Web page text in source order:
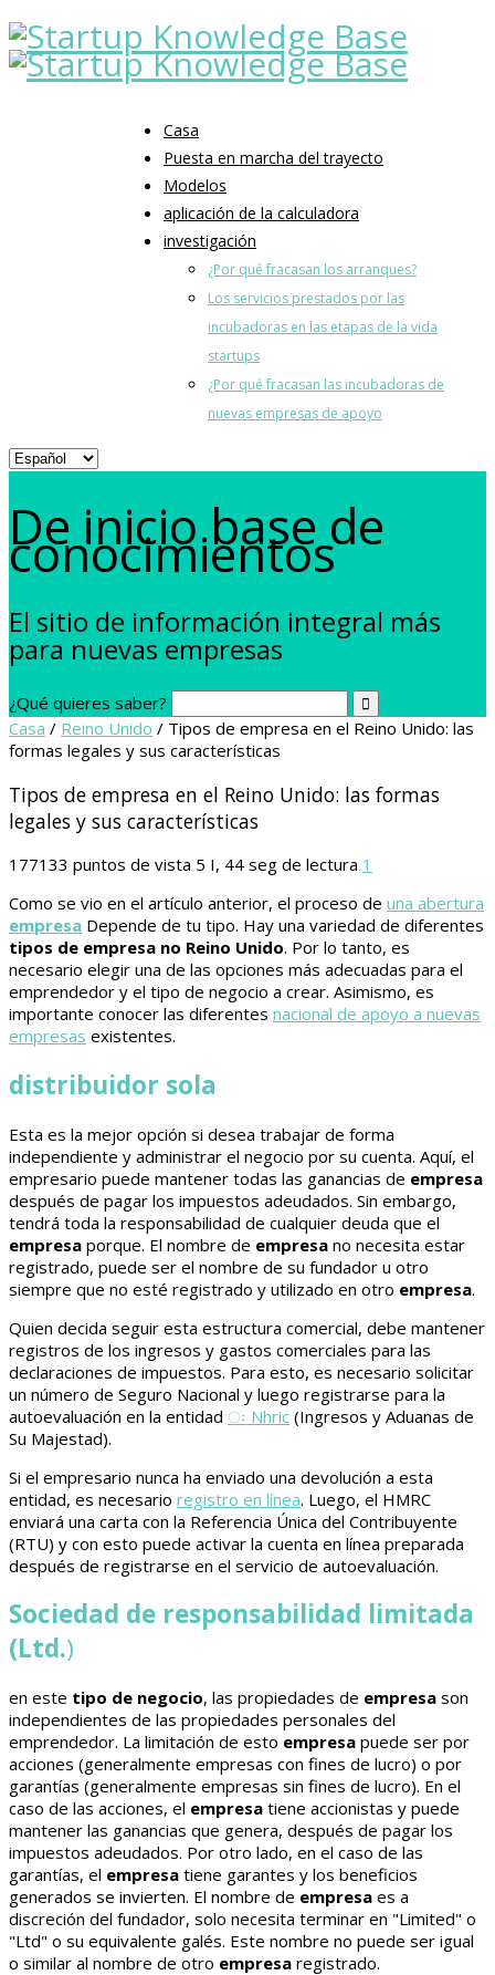
Casa
Puesta en marcha del trayecto
Modelos
aplicación de la calculadora
investigación
¿Por qué fracasan los arranques?
Los servicios prestados por las
incubadoras en las etapas de la vida
startups
¿Por qué fracasan las incubadoras de
nuevas empresas de apoyo
De inicio base de
conocimientos
El sitio de información integral más
para nuevas empresas
¿Qué quieres saber?
Casa / Reino Unido / Tipos de empresa en el Reino Unido: las
formas legales y sus características
Tipos de empresa en el Reino Unido: las formas
legales y sus características
177133 puntos de vista 5 I, 44 seg de lectura 1
Como se vio en el artículo anterior, el proceso de una abertura
empresa Depende de tu tipo. Hay una variedad de diferentes
tipos de empresa no Reino Unido. Por lo tanto, es
necesario elegir una de las opciones más adecuadas para el
emprendedor y el tipo de negocio a crear. Asimismo, es
importante conocer las diferentes nacional de apoyo a nuevas
empresas existentes.
distribuidor sola
Esta es la mejor opción si desea trabajar de forma
independiente y administrar el negocio por su cuenta. Aquí, el
empresario puede mantener todas las ganancias de empresa
después de pagar los impuestos adeudados. Sin embargo,
tendrá toda la responsabilidad de cualquier deuda que el
empresa porque. El nombre de empresa no necesita estar
registrado, puede ser el nombre de su fundador u otro
siempre que no esté registrado y utilizado en otro empresa.
Quien decida seguir esta estructura comercial, debe mantener
registros de los ingresos y gastos comerciales para las
declaraciones de impuestos. Para esto, es necesario solicitar
un número de Seguro Nacional y luego registrarse para la
autoevaluación en la entidad ः Nhric (Ingresos y Aduanas de
Su Majestad).
Si el empresario nunca ha enviado una devolución a esta
entidad, es necesario registro en línea. Luego, el HMRC
enviará una carta con la Referencia Única del Contribuyente
(RTU) y con esto puede activar la cuenta en línea preparada
después de registrarse en el servicio de autoevaluación.
Sociedad de responsabilidad limitada
(Ltd.)
en este tipo de negocio, las propiedades de empresa son
independientes de las propiedades personales del
emprendedor. La limitación de esto empresa puede ser por
acciones (generalmente empresas con fines de lucro) o por
garantías (generalmente empresas sin fines de lucro). En el
caso de las acciones, el empresa tiene accionistas y puede
mantener las ganancias que genera, después de pagar los
impuestos adeudados. Por otro lado, en el caso de las
garantías, el empresa tiene garantes y los beneficios
generados se invierten. El nombre de empresa es a
discreción del fundador, solo necesita terminar en "Limited" o
"Ltd" o su equivalente galés. Este nombre no puede ser igual
o similar al nombre de otro empresa registrado.